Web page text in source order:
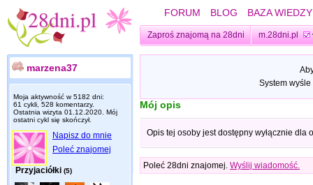
FORUM BLOG BAZA WIEDZY
Zaproś znajomą na 28dni m.28dni.pl
marzena37
Moja aktywność w 5182 dni:
61 cykli, 528 komentarzy.
Ostatnia wizyta 01.12.2020 . Mój
ostatni cykl się skończył.
Napisz do mnie
Poleć znajomej
Przyjaciółki (5)
System
Mój opis
Opis tej osoby jest dostępny wyłącznie dla
Poleć 28dni znajomej. Wyślij wiadomość.